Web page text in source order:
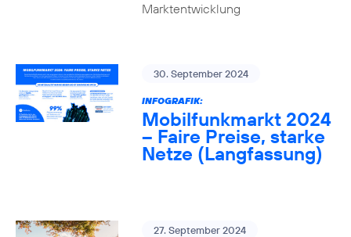
Marktentwicklung
30. September 2024
INFOGRAFIK:
Mobilfunkmarkt 2024
– Faire Preise, starke
Netze (Langfassung)
27. September 2024